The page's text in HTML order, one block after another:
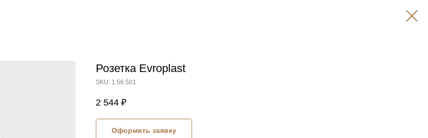
Розетка Evroplast
SKU: 1.56.501
2 544 ₽
Оформить заявку